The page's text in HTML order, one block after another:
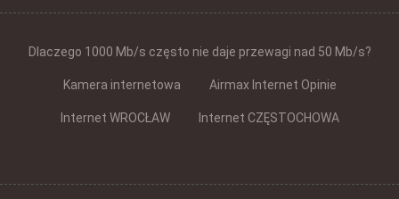
Dlaczego 1000 Mb/s często nie daje przewagi nad 50 Mb/s?
Kamera internetowa Airmax Internet Opinie
Internet WROCŁAW Internet CZĘSTOCHOWA